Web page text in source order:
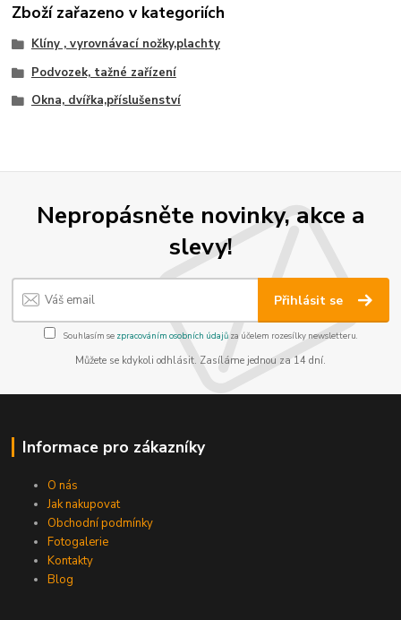
Zboží zařazeno v kategoriích
Klíny , vyrovnávací nožky,plachty
Podvozek, tažné zařízení
Okna, dvířka,příslušenství
Nepropásněte novinky, akce a
slevy!
Přihlásit se
Souhlasím se zpracováním osobních údajůza účelem rozesílky newsletteru.
Můžete se kdykoli odhlásit. Zasíláme jednou za 14 dní.
Informace pro zákazníky
O nás
Jak nakupovat
Obchodní podmínky
Fotogalerie
Kontakty
Blog